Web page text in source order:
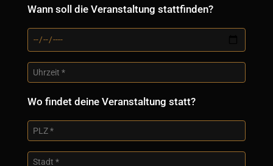
Wann soll die Veranstaltung stattfinden?
Wo findet deine Veranstaltung statt?